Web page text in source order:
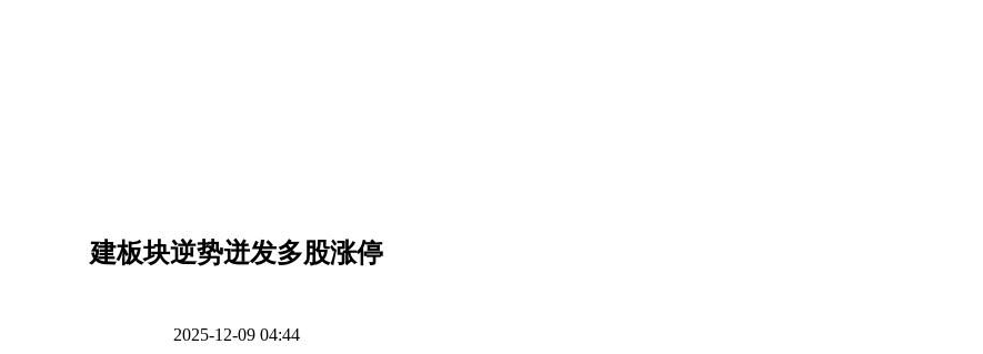
建板块逆势迸发多股涨停
2025-12-09 04:44